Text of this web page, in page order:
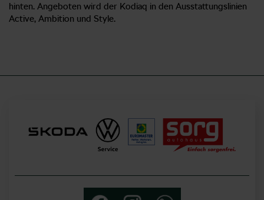
hinten. Angeboten wird der Kodiaq in den Ausstattungslinien
Active, Ambition und Style.